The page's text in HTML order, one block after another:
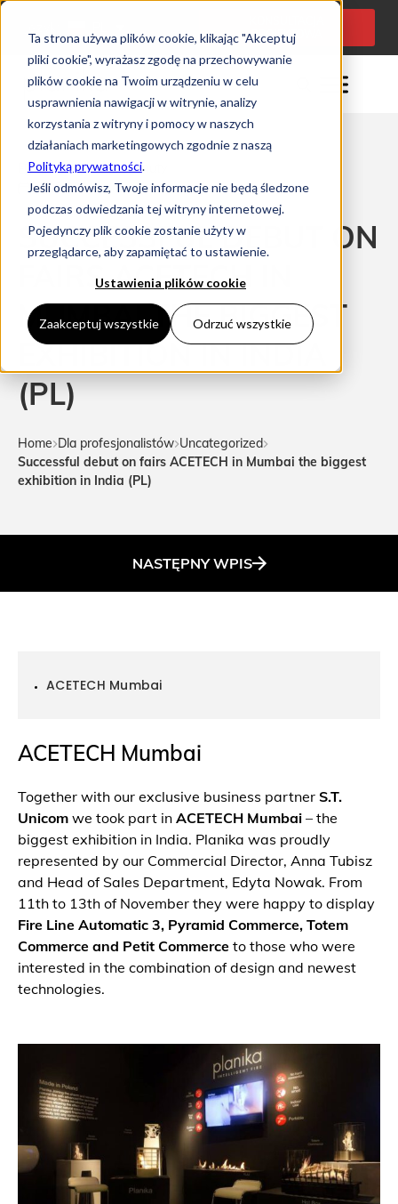
Ta strona używa plików cookie, klikając "Akceptuj
pliki cookie", wyrażasz zgodę na przechowywanie
plików cookie na Twoim urządzeniu w celu
usprawnienia nawigacji w witrynie, analizy
korzystania z witryny i pomocy w naszych
działaniach marketingowych zgodnie z naszą
Polityką prywatności.
Jeśli odmówisz, Twoje informacje nie będą śledzone
podczas odwiedzania tej witryny internetowej.
Pojedynczy plik cookie zostanie użyty w
przeglądarce, aby zapamiętać to ustawienie.
Ustawienia plików cookie
Zaakceptuj wszystkie Odrzuć wszystkie
PROJEKTOWA
Czas czytania: 0 minuty
07/12/2021
SUCCESSFUL DEBUT ON
FAIRS ACETECH IN
MUMBAI THE BIGGEST
EXHIBITION IN INDIA
(PL)
Home Dla profesjonalistów Uncategorized
Successful debut on fairs ACETECH in Mumbai the biggest
exhibition in India (PL)
NASTĘPNYWPIS
ACETECH Mumbai
ACETECH Mumbai
Together with our exclusive business partner S.T.
Unicom we took part in ACETECH Mumbai – the
biggest exhibition in India. Planika was proudly
represented by our Commercial Director, Anna Tubisz
and Head of Sales Department, Edyta Nowak. From
11th to 13th of November they were happy to display
Fire Line Automatic 3, Pyramid Commerce, Totem
Commerce and Petit Commerce to those who were
interested in the combination of design and newest
technologies.